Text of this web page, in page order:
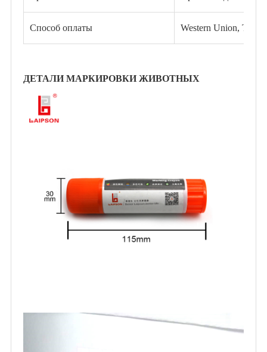
Способ оплаты Western Union, T /
ДЕТАЛИ МАРКИРОВКИ ЖИВОТНЫХ